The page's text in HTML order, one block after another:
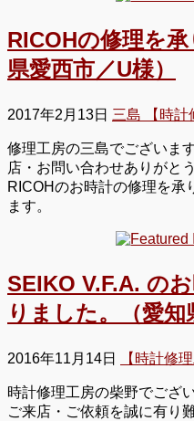
RICOHの修理を
県愛西市／U様）
2017年2月13日 三島 【時計
修理工房の三島でございま
店・お問い合わせありがと
RICOHのお時計の修理を承
ます。
SEIKO V.F.A. の
りました。（愛知
2016年11月14日 【時計修
時計修理工房の柴野でござ
ご来店・ご依頼を誠に有り